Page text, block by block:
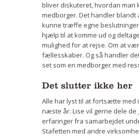
bliver diskuteret, hvordan man
medborger. Det handler blandt
kunne træffe egne
hjælp til at komme ud og
mulighed for at rejse. Om at
fællesskaber. Og så handler
set som en medborger med
Det slutter ikke her
Alle har lyst til at fortsætte med
næste år. Lise vil gerne dele de
erfaringer fra samarbejdet
Stafetten med andre